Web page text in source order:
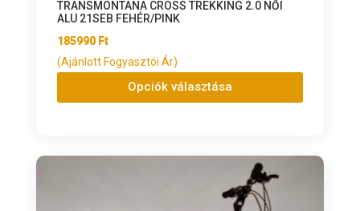
TRANSMONTANA CROSS TREKKING 2.0 NŐI
ALU 21SEB FEHÉR/PINK
185990 Ft
(Ajánlott Fogyasztói Ár)
Opciók választása